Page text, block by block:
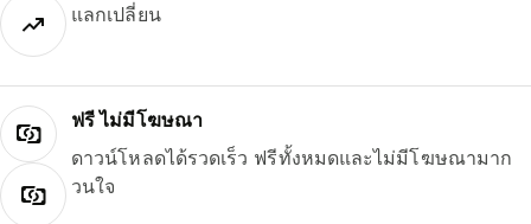
แลกเปลี่ยน
ฟรี ไม่มีโฆษณา
ดาวน์โหลดได้รวดเร็ว ฟรีทั้งหมดและไม่มีโฆษณามาก
วนใจ